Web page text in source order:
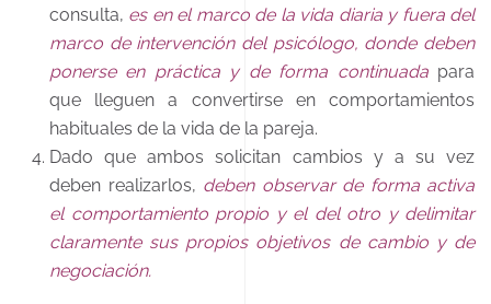
consulta, es en el marco de la vida diaria y fuera del
marco de intervención del psicólogo, donde deben
ponerse en práctica y de forma continuadapara
que lleguen a convertirse en comportamientos
habituales de la vida de la pareja.
Dado que ambos solicitan cambios y a su vez
deben realizarlos, deben observar de forma activa
el comportamiento propio y el del otro y delimitar
claramente sus propios objetivos de cambio y de
negociación.